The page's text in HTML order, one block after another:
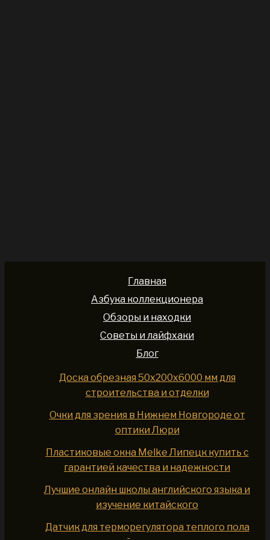
Главная
Азбука коллекционера
Обзоры и находки
Советы и лайфхаки
Блог
Доска обрезная 50x200x6000 мм для
строительства и отделки
Очки для зрения в Нижнем Новгороде от
оптики Люри
Пластиковые окна Melke Липецк купить с
гарантией качества и надежности
Лучшие онлайн школы английского языка и
изучение китайского
Датчик для терморегулятора теплого пола